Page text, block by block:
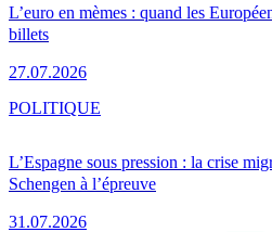
L’euro en mèmes : quand les
billets
27.07.2026
L’Espagne sous pression : la crise
Schengen à l’épreuve
31.07.2026
POLITIQUE